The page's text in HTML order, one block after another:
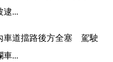
逮...
車道擋路後方全塞 駕駛
車...